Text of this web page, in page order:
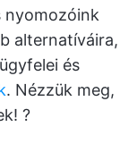
nyomozóink
alternatíváira,
és
. Nézzük meg,
?️